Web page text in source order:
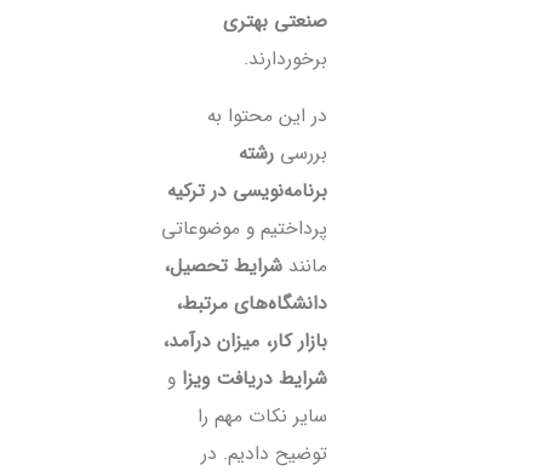
صنعتی بهتری
برخوردارند.
در این محتوا به
بررسی رشته
برنامه‌نویسی در ترکیه
پرداختیم و موضوعاتی
مانند شرایط تحصیل،
دانشگاه‌های مرتبط،
بازار کار، میزان درآمد،
شرایط دریافت ویزا و
سایر نکات مهم را
توضیح دادیم. در